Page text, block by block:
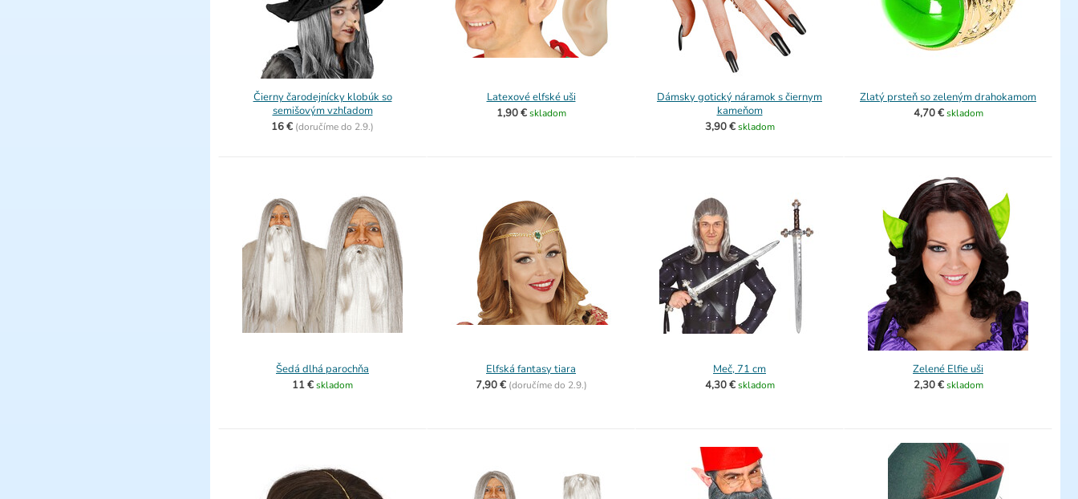
Čierny čarodejnícky klobúk so
semišovým vzhľadom
16 € (doručíme do 2.9.)
Latexové elfské uši
1,90 € skladom
Dámsky gotický náramok s čiernym
kameňom
3,90 € skladom
Zlatý prsteň so zeleným drahokamom
4,70 € skladom
Šedá dlhá parochňa
11 €skladom
Elfská fantasy tiara
7,90 € (doručíme do 2.9.)
Meč, 71 cm
4,30 € skladom
Zelené Elfie uši
2,30 € skladom